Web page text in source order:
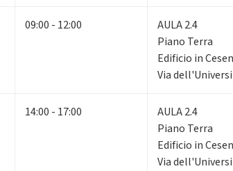
09:00 - 12:00
AULA 2.4
Piano Terra
Edificio in
Via
14:00 - 17:00
AULA 2.4
Piano Terra
Edificio in
Via